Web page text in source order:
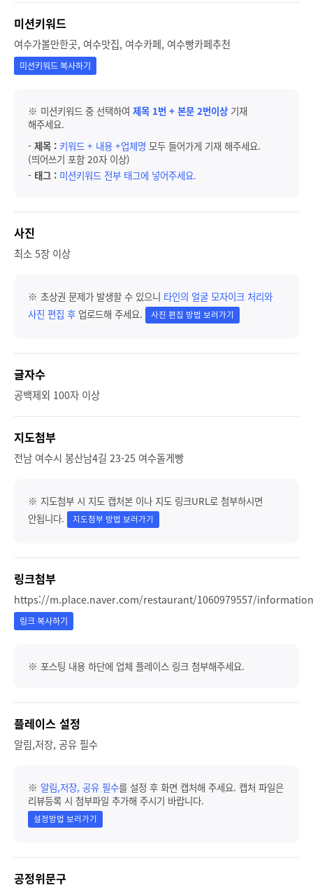
미션키워드
여수가볼만한곳, 여수맛집, 여수카페, 여수빵카페추천
미션키워드 복사하기
※ 미션키워드 중 선택하여 제목 1번 + 본문 2번이상 기재
해주세요.
- 제목 : 키워드 + 내용 +업체명 모두 들어가게 기재 해주세요.
(띄어쓰기 포함 20자 이상)
- 태그 : 미션키워드 전부 태그에 넣어주세요.
사진
최소 5장 이상
※ 초상권 문제가 발생할 수 있으니 타인의 얼굴 모자이크 처리와
사진 편집 후 업로드해 주세요. 사진 편집 방법 보러가기
글자수
공백제외 100자 이상
지도첨부
전남 여수시 봉산남4길 23-25 여수돌게빵
※ 지도첨부 시 지도 캡처본 이나 지도 링크URL로 첨부하시면
안됩니다.
지도첨부 방법 보러가기
링크첨부
https://m.place.naver.com/restaurant/1060979557/information
링크 복사하기
※ 포스팅 내용 하단에 업체 플레이스 링크 첨부해주세요.
플레이스 설정
알림,저장, 공유 필수
※ 알림,저장, 공유 필수를 설정 후 화면 캡처해 주세요. 캡처 파일은
리뷰등록 시 첨부파일 추가해 주시기 바랍니다.
설정방법 보러가기
공정위문구